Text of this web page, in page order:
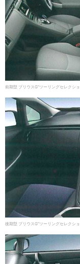
前期型 プリウスG”ツーリングセレクシ
後期型 プリウスG”ツーリングセレクシ